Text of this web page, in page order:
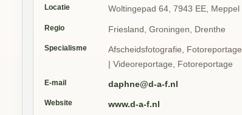
Locatie Woltingepad 64, 7943 EE, Meppel
Regio Friesland, Groningen, Drenthe
Specialisme
Afscheidsfotografie, Fotoreportage
| Videoreportage, Fotoreportage
E-mail daphne@d-a-f.nl
Website www.d-a-f.nl